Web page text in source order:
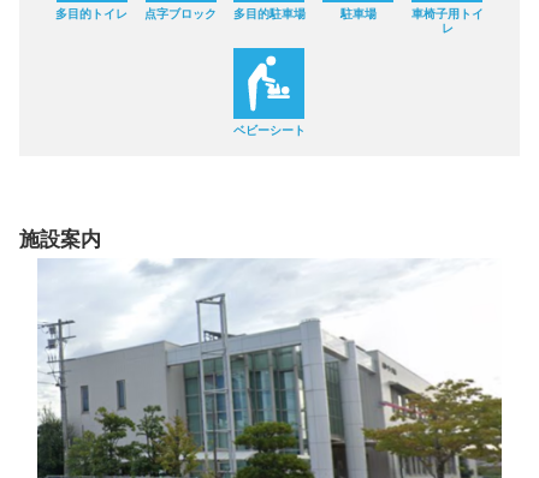
多目的トイレ 点字ブロック 多目的駐車場 駐車場
車椅子用トイ
レ
ベビーシート
施設案内